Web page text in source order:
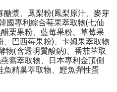
漿、鳳梨粉(鳳梨原汁、麥芽
國專利綜合莓果萃取物(七仙
栗果粉、藍莓果粉、草莓果
巴西莓果粉)、卡姆果萃取物
物(含透明質酸鈉)、番茄萃取
窩萃取物、日本專利金頂側
精巢萃取物、鰹魚彈性蛋